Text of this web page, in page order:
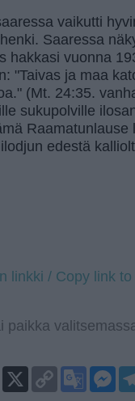
vaikutti
Saaressa
hakkasi vuonna
"Taivas ja maa
(Mt. 24:35.
sukupolville
Raamatunlause
edestä
linkki / Copy link
paikka
T
C
o
G
o
M